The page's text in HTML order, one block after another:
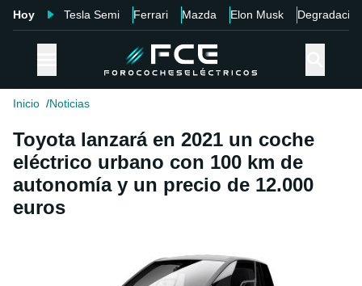
Hoy Tesla Semi Ferrari Mazda Elon Musk Degradación
Inicio Noticias
Toyota lanzará en 2021 un coche
eléctrico urbano con 100 km de
autonomía y un precio de 12.000
euros